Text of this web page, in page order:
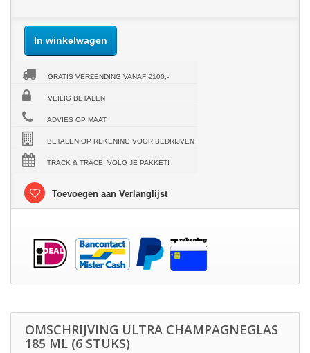
In winkelwagen
GRATIS VERZENDING VANAF €100,-
VEILIG BETALEN
ADVIES OP MAAT
BETALEN OP REKENING VOOR BEDRIJVEN
TRACK & TRACE, VOLG JE PAKKET!
Toevoegen aan Verlanglijst
OMSCHRIJVING ULTRA CHAMPAGNEGLAS
185 ML (6 STUKS)